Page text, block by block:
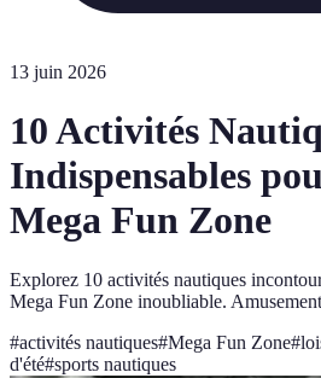
13 juin 2026
10 Activités
Indispensables
Mega Fun Zone
Explorez 10 activités nautiques
Mega Fun Zone inoubliable.
#activités nautiques#Mega Fun Zone#
d'été#sports nautiques